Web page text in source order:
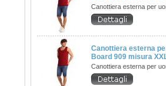
Canottiera esterna per
Canottiera esterna
Board 909 misura
Canottiera esterna per